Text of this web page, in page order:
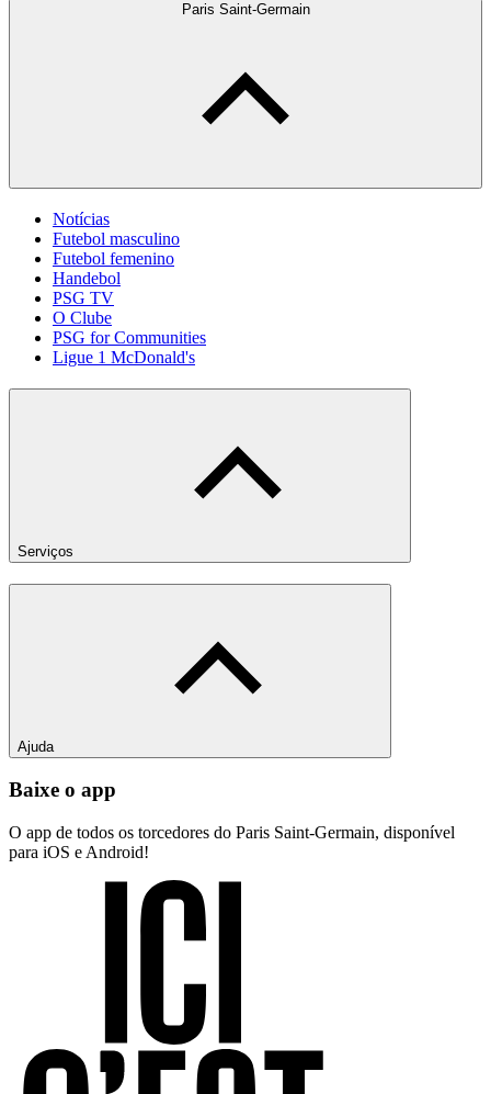
Paris Saint-Germain
Notícias
Futebol masculino
Futebol femenino
Handebol
PSG TV
O Clube
PSG for Communities
Ligue 1 McDonald's
Serviços
Ajuda
Baixe o app
O app de todos os torcedores do Paris Saint-Germain, disponível
para iOS e Android!